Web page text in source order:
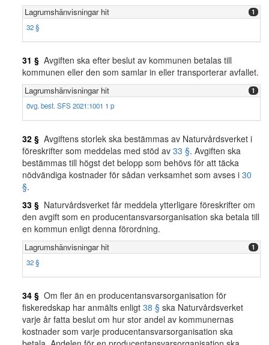
Lagrumshänvisningar hit 1
32 §
31 § Avgiften ska efter beslut av kommunen betalas till
kommunen eller den som samlar in eller transporterar avfallet.
Lagrumshänvisningar hit 1
övg. best. SFS 2021:1001 1 p
32 § Avgiftens storlek ska bestämmas av Naturvårdsverket i
föreskrifter som meddelas med stöd av 33 §. Avgiften ska
bestämmas till högst det belopp som behövs för att täcka
nödvändiga kostnader för sådan verksamhet som avses i 30
§.
33 § Naturvårdsverket får meddela ytterligare föreskrifter om
den avgift som en producentansvarsorganisation ska betala till
en kommun enligt denna förordning.
Lagrumshänvisningar hit 1
32 §
34 § Om fler än en producentansvarsorganisation för
fiskeredskap har anmälts enligt 38 § ska Naturvårdsverket
varje år fatta beslut om hur stor andel av kommunernas
kostnader som varje producentansvarsorganisation ska